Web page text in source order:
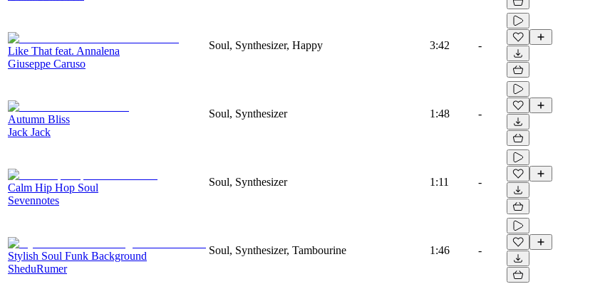
Like That feat. Annalena
Giuseppe Caruso
Soul, Synthesizer, Happy 3:42 -
Autumn Bliss
Jack Jack
Soul, Synthesizer 1:48 -
Calm Hip Hop Soul
Sevennotes
Soul, Synthesizer 1:11 -
Stylish Soul Funk Background
SheduRumer
Soul, Synthesizer, Tambourine 1:46 -